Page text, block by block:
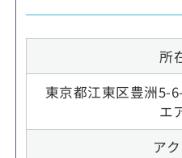
所
東京都江東区豊洲5-
エ
ア